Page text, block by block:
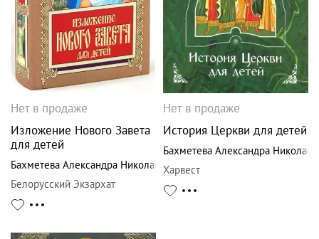
Нет в продаже
Изложение Нового Завета
для детей
Бахметева Александра Николаевна
Белорусский Экзархат
Нет в продаже
История Церкви для детей
Бахметева Александра
Харвест